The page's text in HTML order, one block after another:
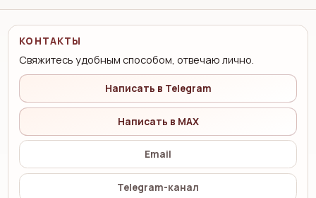
КОНТАКТЫ
Свяжитесь удобным способом, отвечаю лично.
Написать в Telegram
Написать в MAX
Email
Telegram-канал